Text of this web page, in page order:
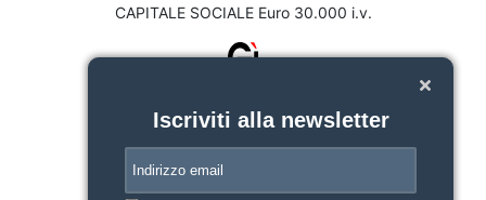
CAPITALE SOCIALE Euro 30.000 i.v.
Iscriviti alla newsletter